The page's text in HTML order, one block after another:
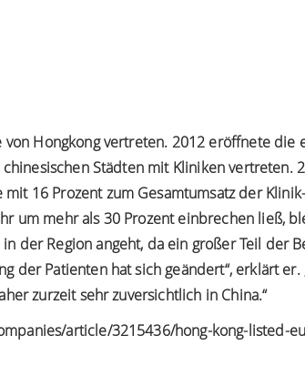
Hongkong vertreten. 2012 eröffnete die
Städten mit Kliniken vertreten.
16 Prozent zum Gesamtumsatz der
um mehr als 30 Prozent einbrechen ließ,
der Region angeht, da ein großer Teil der
der Patienten hat sich geändert“, erklärt
zurzeit sehr zuversichtlich in China.“
article/3215436/hong-kong-listed-